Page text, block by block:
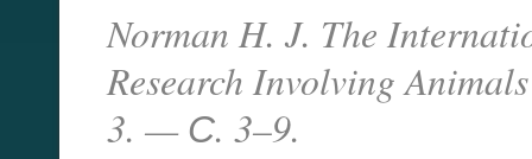
Norman H. J. The
Research Involving
3. — С. 3–9.